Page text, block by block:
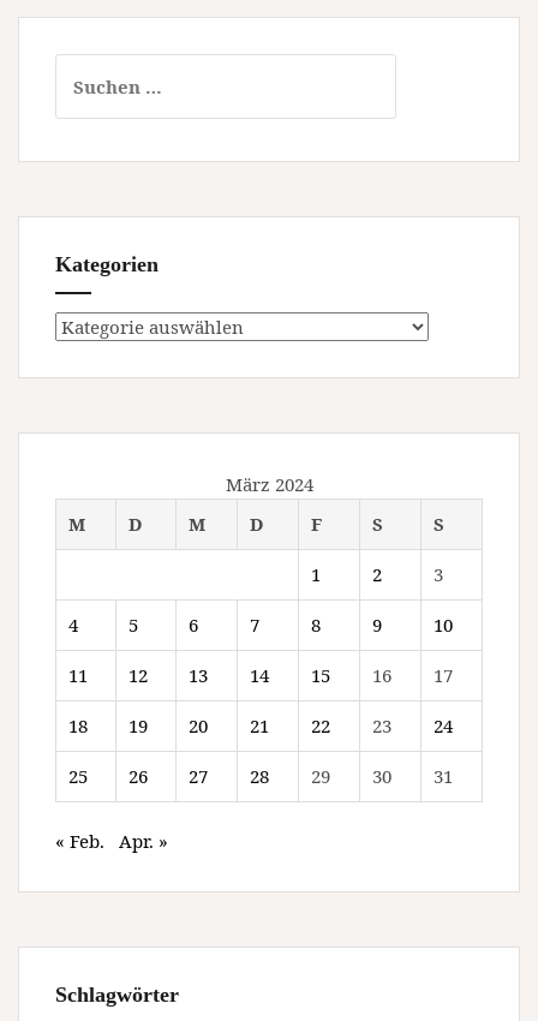
nach:
Kategorien
Kategorien
März 2024
M
D M D F S S
1 2 3
4 5 6 7 8 9 10
11 12 13 14 15 16 17
18 19 20 21 22 23 24
25 26 27 28 29 30 31
« Feb. Apr. »
Schlagwörter